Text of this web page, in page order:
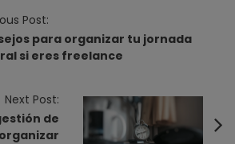
Post:
para organizar tu jornada
si eres freelance
Next Post:
de